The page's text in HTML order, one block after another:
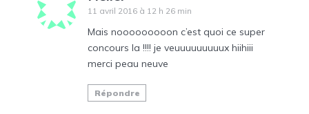
11 avril 2016 à 12 h 26 min
Mais nooooooooon c’est quoi ce super
concours la !!!! je veuuuuuuuuux hiihiii
merci peau neuve
Répondre